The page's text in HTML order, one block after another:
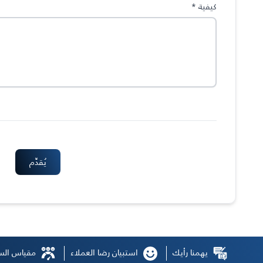
كيفية *
يهمنا رأيك استبيان رضا العملاء مقياس